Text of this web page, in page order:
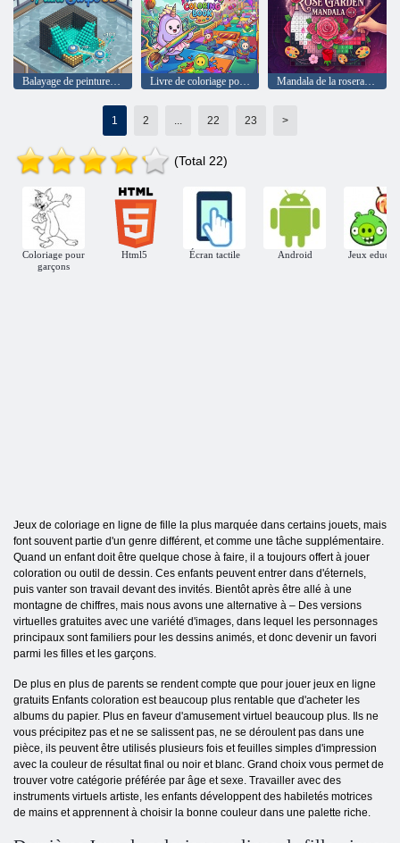
Livre de coloriage pour garçons d'automne
1 2 22 23 >
(Total 22)
Coloriage pour
garçons
Html5 Écran tactile Android Jeux
Jeux de coloriage en ligne de fille la plus marquée dans certains jouets, mais
font souvent partie d'un genre différent, et comme une tâche supplémentaire.
Quand un enfant doit être quelque chose à faire, il a toujours offert à jouer
coloration ou outil de dessin. Ces enfants peuvent entrer dans d'éternels,
puis vanter son travail devant des invités. Bientôt après être allé à une
montagne de chiffres, mais nous avons une alternative à – Des versions
virtuelles gratuites avec une variété d'images, dans lequel les personnages
principaux sont familiers pour les dessins animés, et donc devenir un favori
parmi les filles et les garçons.
De plus en plus de parents se rendent compte que pour jouer jeux en ligne
gratuits Enfants coloration est beaucoup plus rentable que d'acheter les
albums du papier. Plus en faveur d'amusement virtuel beaucoup plus. Ils ne
vous précipitez pas et ne se salissent pas, ne se déroulent pas dans une
pièce, ils peuvent être utilisés plusieurs fois et feuilles simples d'impression
avec la couleur de résultat final ou noir et blanc. Grand choix vous permet de
trouver votre catégorie préférée par âge et sexe. Travailler avec des
instruments virtuels artiste, les enfants développent des habiletés motrices
de mains et apprennent à choisir la bonne couleur dans une palette riche.